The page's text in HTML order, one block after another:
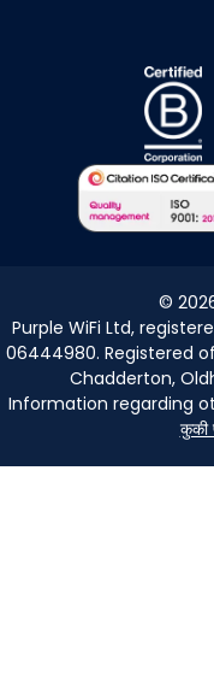
©
Purple WiFi Ltd,
06444980. Registered
Chadderton,
Information regarding
कुकी